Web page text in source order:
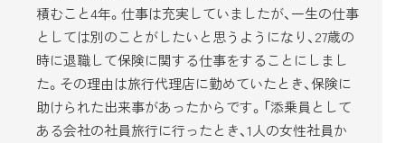
積むこと4年。仕事は充実していましたが、一生の仕事
としては別のことがしたいと思うようになり、27歳の
時に退職して保険に関する仕事をすることにしまし
た。その理由は旅行代理店に勤めていたとき、保険に
助けられた出来事があったからです。「添乗員として
ある会社の社員旅行に行ったとき、1人の女性社員か